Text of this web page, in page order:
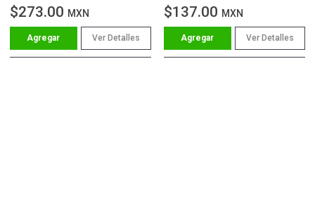
$273.00 MXN
Ver Detalles
$137.00 MXN
Ver Detalles